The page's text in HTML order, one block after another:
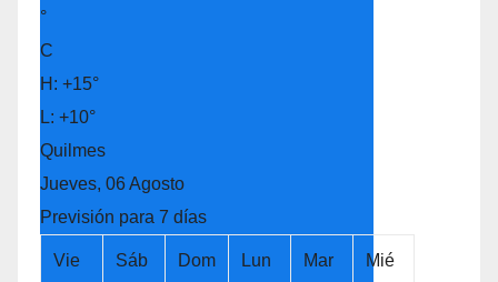
°
C
H: +15°
L: +10°
Quilmes
Jueves, 06 Agosto
Previsión para 7 días
Vie Sáb Dom Lun Mar Mié